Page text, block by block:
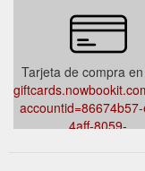
Tarjeta de compra
4aff-8059-